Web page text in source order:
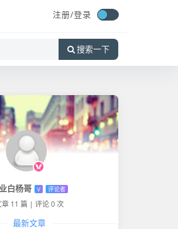
注册/登录
搜索一下
白杨哥 V 评论者
章 11 篇 | 评论 0 次
最新文章